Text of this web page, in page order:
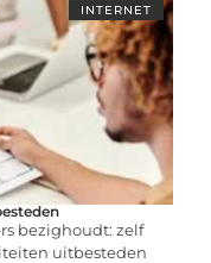
INTERNET
bezighoudt: zelf
uitbesteden